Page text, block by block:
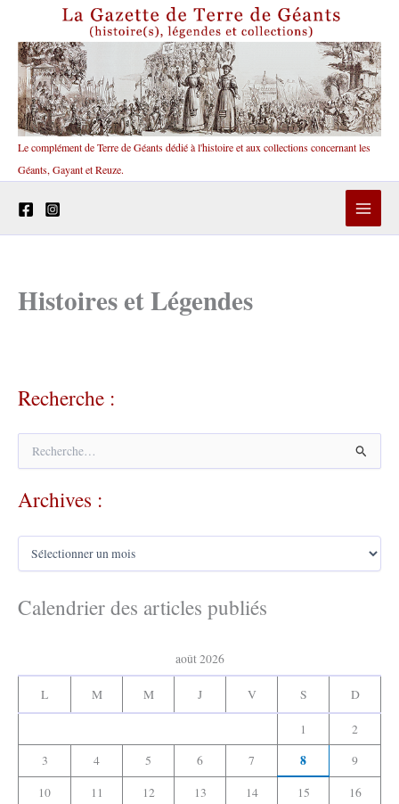
contenu
Le complément de Terre de Géants dédié à l'histoire et aux collections concernant les
Géants, Gayant et Reuze.
Histoires et Légendes
Recherche :
h
e
h
r
Archives :
A
iCalendrier des articles publiés
août 2026
L M M J V S D
1
2
3
4 5 6 7 8
9
10
11 12 13 14 15
16